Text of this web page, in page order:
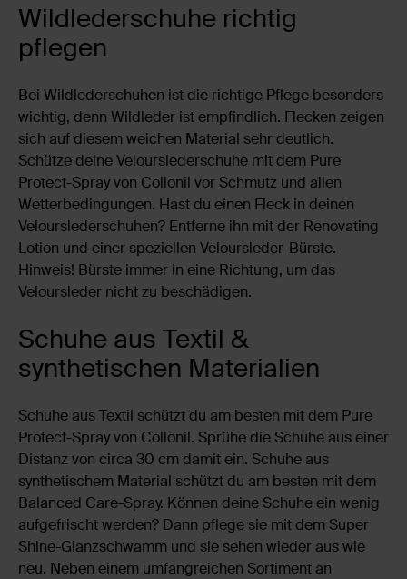
Wildlederschuhe richtig
pflegen
Bei Wildlederschuhen ist die richtige Pflege besonders
wichtig, denn Wildleder ist empfindlich. Flecken zeigen
sich auf diesem weichen Material sehr deutlich.
Schütze deine Velourslederschuhe mit dem Pure
Protect-Spray von Collonil vor Schmutz und allen
Wetterbedingungen. Hast du einen Fleck in deinen
Velourslederschuhen? Entferne ihn mit der Renovating
Lotion und einer speziellen Veloursleder-Bürste.
Hinweis! Bürste immer in eine Richtung, um das
Veloursleder nicht zu beschädigen.
Schuhe aus Textil &
synthetischen Materialien
Schuhe aus Textil schützt du am besten mit dem Pure
Protect-Spray von Collonil. Sprühe die Schuhe aus einer
Distanz von circa 30 cm damit ein. Schuhe aus
synthetischem Material schützt du am besten mit dem
Balanced Care-Spray. Können deine Schuhe ein wenig
aufgefrischt werden? Dann pflege sie mit dem Super
Shine-Glanzschwamm und sie sehen wieder aus wie
neu. Neben einem umfangreichen Sortiment an